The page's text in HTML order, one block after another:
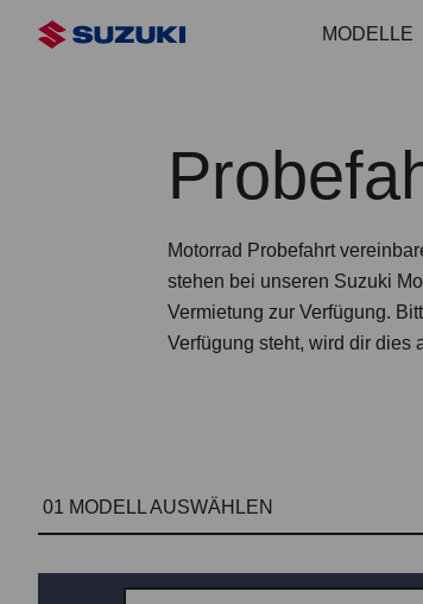
Hauptinhalt
MODELLE
Motorrad Probefahrt
stehen bei unseren Suzuki
Vermietung zur Verfügung.
Verfügung steht, wird dir dies
01 MODELL AUSWÄHLEN